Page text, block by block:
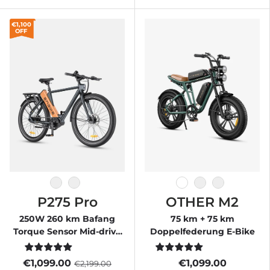
€1,100
OFF
Black-Orange
Black
P275 Pro
250W 260 km Bafang
Torque Sensor Mid-drive
Motor Commuting E-Bike
€1,099.00 €2,199.00
WhiteBlackGreen
OTHER M2
75 km + 75 km
Doppelfederung E-Bike
€1,099.00